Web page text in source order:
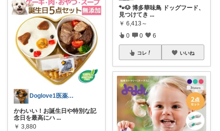
Doglove1医薬品登録販売者おすすめ
かわいい！お誕生日や特別な記
念日を最高にハ ...
￥ 3,880
🐾🐶 博多華味鳥 ドッグフード、
見つけてき ...
￥ 6,413～
0 0 6
コレ いいね